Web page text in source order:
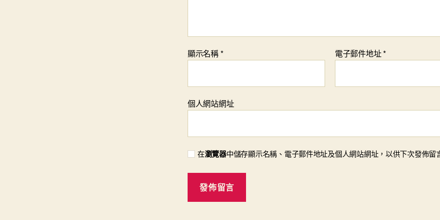
顯示名稱* 電子郵件地址*
個人網站網址
在瀏覽器中儲存顯示名稱、電子郵件地址及個人網站網址，以供下次發佈留